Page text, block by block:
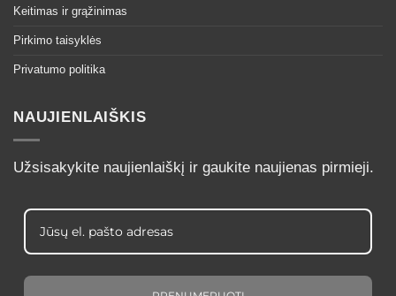
Keitimas ir grąžinimas
Pirkimo taisyklės
Privatumo politika
NAUJIENLAIŠKIS
Užsisakykite naujienlaiškį ir gaukite naujienas pirmieji.